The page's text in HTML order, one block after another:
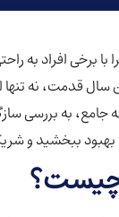
با برخی افراد به
سال قدمت، نه
به بررسی
بهبود ببخشید و
چیست؟